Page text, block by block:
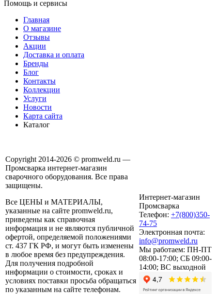
Помощь и сервисы
Главная
О магазине
Отзывы
Акции
Доставка и оплата
Бренды
Блог
Контакты
Коллекции
Услуги
Новости
Карта сайта
Каталог
Copyright 2014-2026 © promweld.ru —
Промсварка интернет-магазин
сварочного оборудования. Все права
защищены.
Все ЦЕНЫ и МАТЕРИАЛЫ,
указанные на сайте promweld.ru,
приведены как справочная
информация и не являются публичной
офертой, определяемой положениями
ст. 437 ГК РФ, и могут быть изменены
в любое время без предупреждения.
Для получения подробной
информации о стоимости, сроках и
условиях поставки просьба обращаться
по указанным на сайте телефонам.
Интернет-магазин
Промсварка
Телефон: +7(800)350-
74-75
Электронная почта:
info@promweld.ru
Мы работаем: ПН-ПТ
08:00-17:00; СБ 09:00-
14:00; ВС выходной